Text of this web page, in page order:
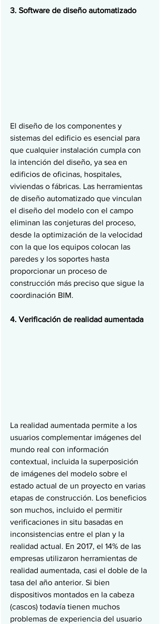
3. Software de diseño automatizado
El diseño de los componentes y
sistemas del edificio es esencial para
que cualquier instalación cumpla con
la intención del diseño, ya sea en
edificios de oficinas, hospitales,
viviendas o fábricas. Las herramientas
de diseño automatizado que vinculan
el diseño del modelo con el campo
eliminan las conjeturas del proceso,
desde la optimización de la velocidad
con la que los equipos colocan las
paredes y los soportes hasta
proporcionar un proceso de
construcción más preciso que sigue la
coordinación BIM.
4. Verificación de realidad aumentada
La realidad aumentada permite a los
usuarios complementar imágenes del
mundo real con información
contextual, incluida la superposición
de imágenes del modelo sobre el
estado actual de un proyecto en varias
etapas de construcción. Los beneficios
son muchos, incluido el permitir
verificaciones in situ basadas en
inconsistencias entre el plan y la
realidad actual. En 2017, el 14% de las
empresas utilizaron herramientas de
realidad aumentada, casi el doble de la
tasa del año anterior. Si bien
dispositivos montados en la cabeza
(cascos) todavía tienen muchos
problemas de experiencia del usuario